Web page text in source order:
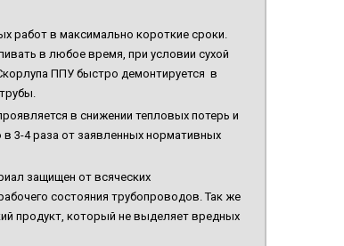
работ в максимально короткие сроки.
в любое время, при условии сухой
ППУ быстро демонтируется в
в снижении тепловых потерь и
в 3-4 раза от заявленных нормативных
защищен от всяческих
состояния трубопроводов. Так же
продукт, который не выделяет вредных